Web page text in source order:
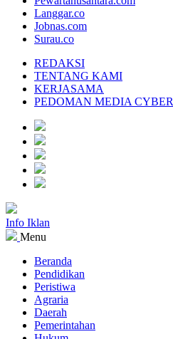
Langgar.co
Jobnas.com
Surau.co
REDAKSI
TENTANG KAMI
KERJASAMA
PEDOMAN MEDIA CYBER
Info Iklan
Menu
Beranda
Pendidikan
Peristiwa
Agraria
Daerah
Pemerintahan